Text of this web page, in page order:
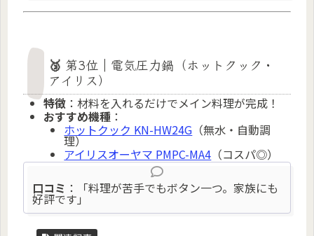
🥉 第3位｜電気圧力鍋（ホットクック・
アイリス）
特徴 ：材料を入れるだけでメイン料理が完成！
おすすめ機種 ：
ホットクック KN-HW24G （無水・自動調
理）
アイリスオーヤマ PMPC-MA4 （コスパ◎）
口コミ ：「料理が苦手でもボタン一つ。家族にも
好評です」